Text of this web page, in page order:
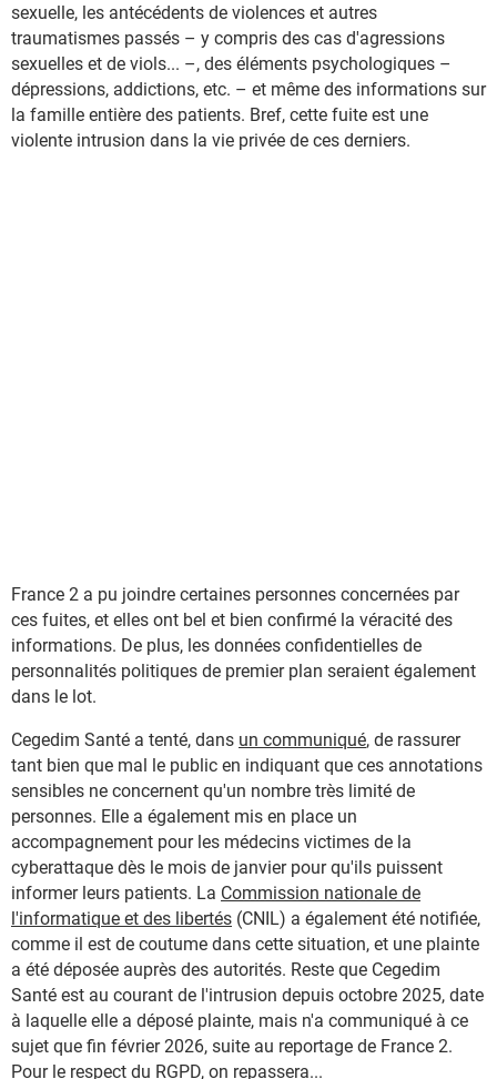
sexuelle, les antécédents de violences et autres
traumatismes passés – y compris des cas d'agressions
sexuelles et de viols... –, des éléments psychologiques –
dépressions, addictions, etc. – et même des informations sur
la famille entière des patients. Bref, cette fuite est une
violente intrusion dans la vie privée de ces derniers.
France 2 a pu joindre certaines personnes concernées par
ces fuites, et elles ont bel et bien confirmé la véracité des
informations. De plus, les données confidentielles de
personnalités politiques de premier plan seraient également
dans le lot.
Cegedim Santé a tenté, dans un communiqué, de rassurer
tant bien que mal le public en indiquant que ces annotations
sensibles ne concernent qu'un nombre très limité de
personnes. Elle a également mis en place un
accompagnement pour les médecins victimes de la
cyberattaque dès le mois de janvier pour qu'ils puissent
informer leurs patients. La Commission nationale de
l'informatique et des libertés (CNIL) a également été notifiée,
comme il est de coutume dans cette situation, et une plainte
a été déposée auprès des autorités. Reste que Cegedim
Santé est au courant de l'intrusion depuis octobre 2025, date
à laquelle elle a déposé plainte, mais n'a communiqué à ce
sujet que fin février 2026, suite au reportage de France 2.
Pour le respect du RGPD, on repassera...